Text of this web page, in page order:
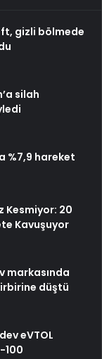
gizli bölmede
silah
%7,9 hareket
Kesmiyor: 20
Kavuşuyor
markasında
düştü
eVTOL
100